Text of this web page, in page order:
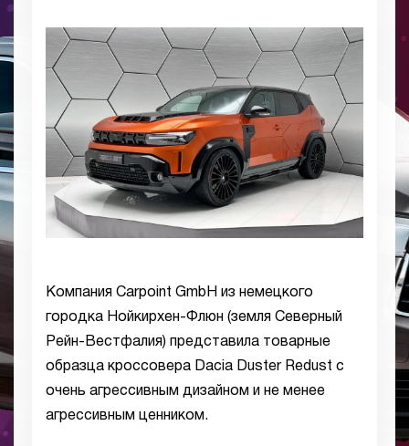
Компания Carpoint GmbH из немецкого
городка Нойкирхен-Флюн (земля Северный
Рейн-Вестфалия) представила товарные
образца кроссовера Dacia Duster Redust с
очень агрессивным дизайном и не менее
агрессивным ценником.